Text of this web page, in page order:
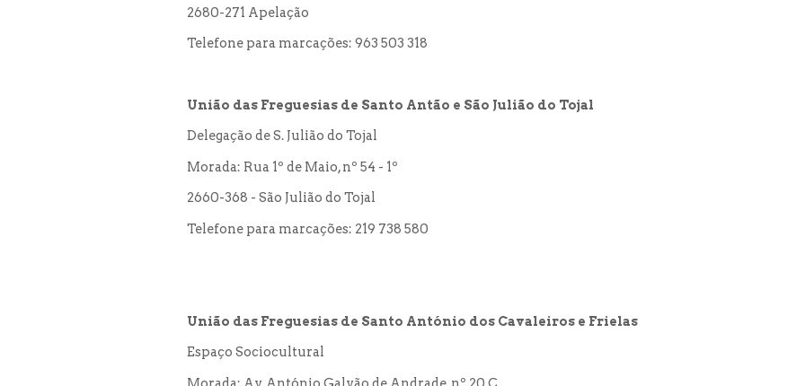
2680-271 Apelação
Telefone para marcações: 963 503 318
União das Freguesias de Santo Antão e São Julião do Tojal
Delegação de S. Julião do Tojal
Morada: Rua 1º de Maio, nº 54 - 1º
2660-368 - São Julião do Tojal
Telefone para marcações: 219 738 580
União das Freguesias de Santo António dos Cavaleiros e Frielas
Espaço Sociocultural